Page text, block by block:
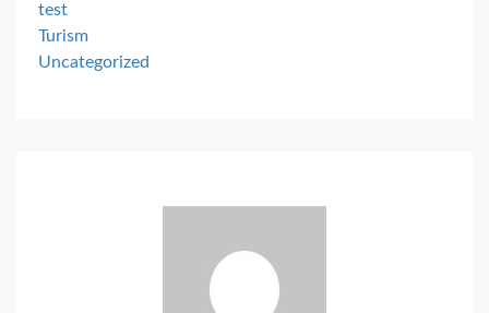
test
Turism
Uncategorized